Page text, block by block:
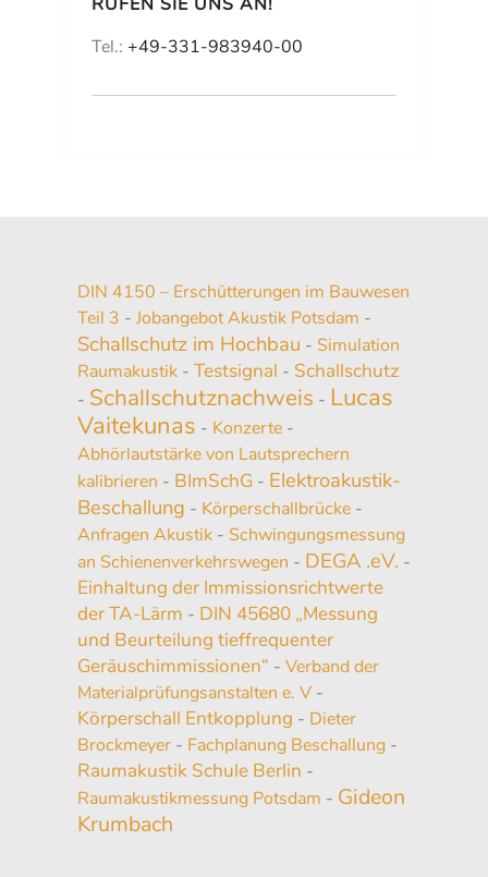
Tel.: +49-331-983940-00
DIN 4150 – Erschütterungen im Bauwesen
Teil 3 - Jobangebot Akustik Potsdam -
Schallschutz im Hochbau - Simulation
Raumakustik- Testsignal - Schallschutz
- Schallschutznachweis - Lucas
Vaitekunas - Konzerte-
Abhörlautstärke von Lautsprechern
kalibrieren - BImSchG - Elektroakustik-
Beschallung - Körperschallbrücke-
Anfragen Akustik- Schwingungsmessung
an Schienenverkehrswegen - DEGA .eV. -
Einhaltung der Immissionsrichtwerte
der TA-Lärm - DIN 45680 „Messung
und Beurteilung tieffrequenter
Geräuschimmissionen“ - Verband der
Materialprüfungsanstalten e. V-
Körperschall Entkopplung - Dieter
Brockmeyer- Fachplanung Beschallung-
Raumakustik Schule Berlin -
Raumakustikmessung Potsdam - Gideon
Krumbach